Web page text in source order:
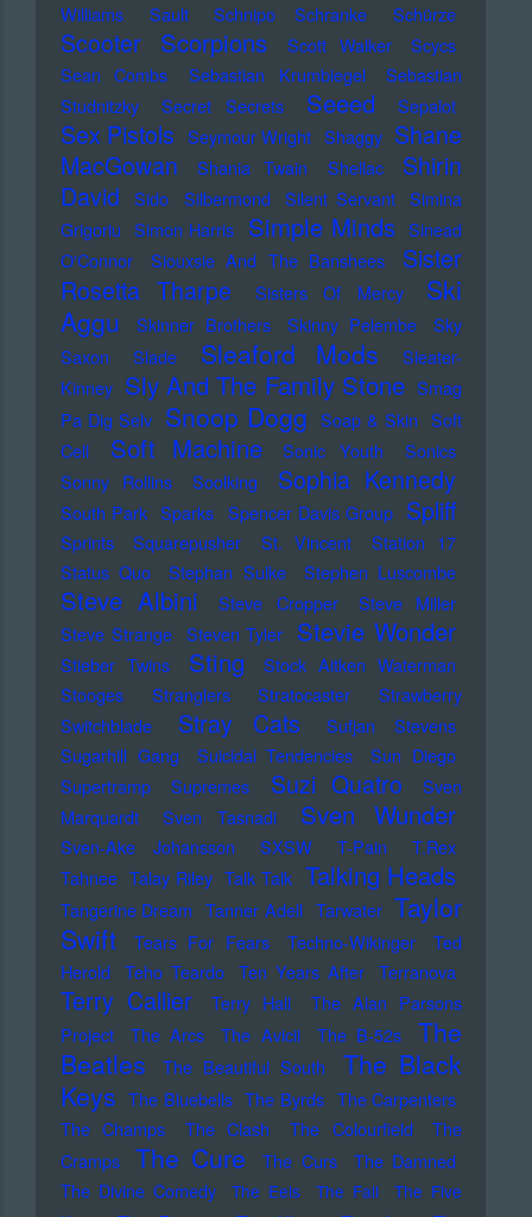
Williams
Sault Schnipo Schranke Schürze
Scooter Scorpions Scott Walker
Scycs
Sean Combs
Sebastian Krumbiegel
Sebastian
Studnitzky
Secret Secrets Seeed Sepalot
Sex Pistols Seymour Wright Shaggy Shane
MacGowan
Shania Twain Shellac
Shirin
David
Sido Silbermond Silent Servant Simina
Grigoriu Simon Harris Simple Minds Sinead
O'Connor
Siouxsie And The Banshees
Sister
Rosetta Tharpe
Sisters Of Mercy
Ski
Aggu
Skinner Brothers Skinny Pelembe
Sky
Saxon
Slade Sleaford Mods
Sleater-
Kinney Sly And The Family Stone Smag
Pa Dig Selv Snoop Dogg Soap & Skin Soft
Cell
Soft Machine Sonic Youth
Sonics
Sonny Rollins
Soolking Sophia Kennedy
South Park Sparks Spencer Davis Group Spliff
Sprints Squarepusher St. Vincent
Station 17
Status Quo
Stephan Sulke Stephen Luscombe
Steve Albini Steve Cropper
Steve Miller
Steve Strange Steven Tyler Stevie Wonder
Stieber Twins Sting
Stock Aitken Waterman
Stooges
Stranglers Stratocaster
Strawberry
Switchblade
Stray Cats
Sufjan Stevens
Sugarhill Gang
Suicidal Tendencies
Sun Diego
Supertramp
Supremes Suzi Quatro
Sven
Marquardt
Sven Tasnadi Sven Wunder
Sven-Ake Johansson SXSW T-Pain
T.Rex
Tahnee Talay Riley Talk Talk Talking Heads
Tangerine Dream Tanner Adell Tarwater Taylor
Swift
Tears For Fears Techno-Wikinger
Ted
Herold
Teho Teardo Ten Years After Terranova
Terry Callier Terry Hall
The Alan Parsons
Project
The Arcs The Avicii The B-52s
The
Beatles
The Beautiful South
The Black
Keys The Bluebells The Byrds The Carpenters
The Champs
The Clash The Colourfield
The
Cramps
The Cure The Curs
The Damned
The Divine Comedy
The Eels The Fall
The Five